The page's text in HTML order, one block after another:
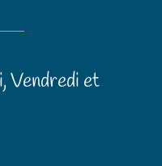
Vendredi et